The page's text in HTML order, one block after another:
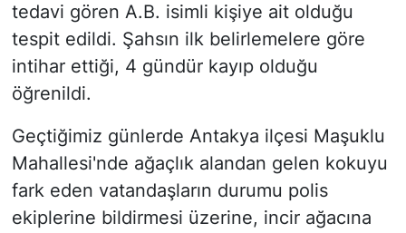
tedavi gören A.B. isimli kişiye ait olduğu
tespit edildi. Şahsın ilk belirlemelere göre
intihar ettiği, 4 gündür kayıp olduğu
öğrenildi.
Geçtiğimiz günlerde Antakya ilçesi Maşuklu
Mahallesi'nde ağaçlık alandan gelen kokuyu
fark eden vatandaşların durumu polis
ekiplerine bildirmesi üzerine, incir ağacına